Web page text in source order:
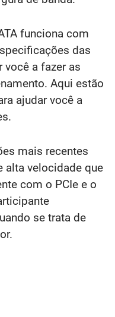
funciona com
das
você a fazer as
Aqui estão
ajudar você a
mais recentes
alta velocidade que
com o PCIe e o
se trata de